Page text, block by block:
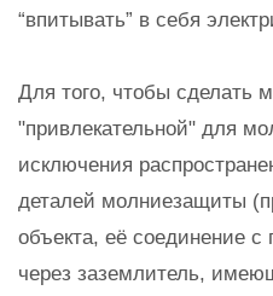
“впитывать” в себя
Для того, чтобы сделать
"привлекательной" для
исключения
деталей молниезащиты
объекта, её соединение с
через заземлитель,